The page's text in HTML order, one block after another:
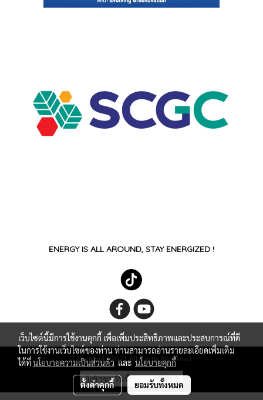
ENERGY IS ALL AROUND, STAY ENERGIZED !
© Copyright 2021 All Rights Reserved.
ผู้เข้าชมวันนี้ 5,916
เว็บไซต์นี้มีการใช้งานคุกกี้ เพื่อเพิ่มประสิทธิภาพและประสบการณ์ที่ดี
ในการใช้งานเว็บไซต์ของท่าน ท่านสามารถอ่านรายละเอียดเพิ่มเติม
ได้ที่นโยบายความเป็นส่วนตัวและนโยบายคุกกี้
ตั้งค่าคุกกี้ ยอมรับทั้งหมด